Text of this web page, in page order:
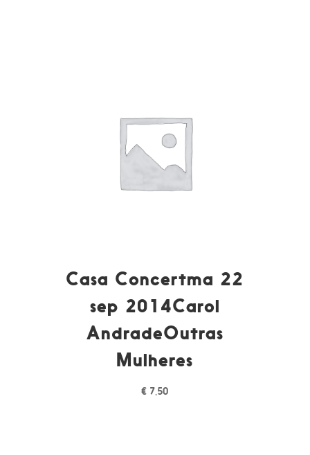
Casa Concertma 22
sep 2014Carol
AndradeOutras
Mulheres
€ 7,50